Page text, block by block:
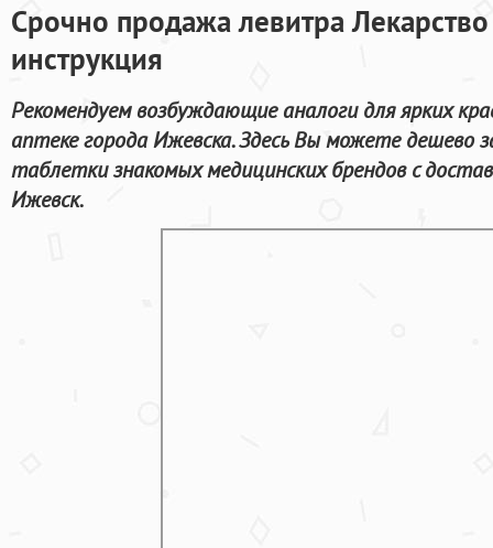
Срочно продажа левитра
инструкция
Рекомендуем возбуждающие аналоги для ярких
аптеке города Ижевска. Здесь Вы можете дешево
таблетки знакомых медицинских брендов с
Ижевск.